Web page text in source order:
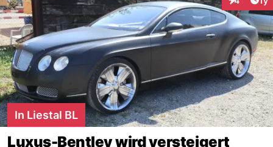
In Liestal BL
Luxus-Bentley wird versteigert